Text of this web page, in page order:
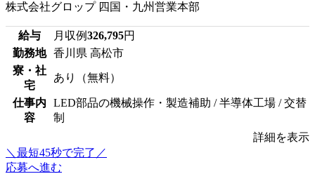
株式会社グロップ 四国・九州営業本部
給与 月収例326,795円
勤務地
香川県 高松市
寮・社
宅
あり（無料）
仕事内
容
LED部品の機械操作・製造補助 / 半導体工場 / 交替
制
詳細を表示
＼最短45秒で完了／
応募へ進む